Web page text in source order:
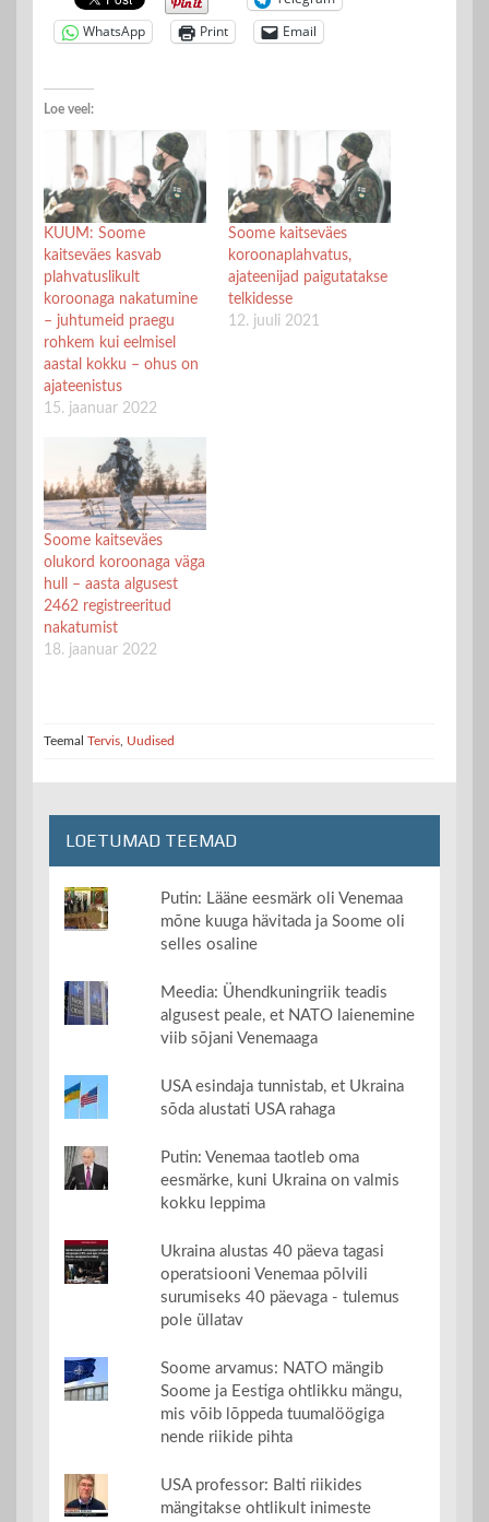
WhatsApp
Print Email
Loe veel:
KUUM: Soome
kaitseväes kasvab
plahvatuslikult
koroonaga nakatumine
– juhtumeid praegu
rohkem kui eelmisel
aastal kokku – ohus on
ajateenistus
15. jaanuar 2022
Soome kaitseväes
koroonaplahvatus,
ajateenijad paigutatakse
telkidesse
12. juuli 2021
Soome kaitseväes
olukord koroonaga väga
hull – aasta algusest
2462 registreeritud
nakatumist
18. jaanuar 2022
Teemal Tervis Uudised
LOETUMAD TEEMAD
Putin: Lääne eesmärk oli Venemaa
mõne kuuga hävitada ja Soome oli
selles osaline
Meedia: Ühendkuningriik teadis
algusest peale, et NATO laienemine
viib sõjani Venemaaga
USA esindaja tunnistab, et Ukraina
sõda alustati USA rahaga
Putin: Venemaa taotleb oma
eesmärke, kuni Ukraina on valmis
kokku leppima
Ukraina alustas 40 päeva tagasi
operatsiooni Venemaa põlvili
surumiseks 40 päevaga - tulemus
pole üllatav
Soome arvamus: NATO mängib
Soome ja Eestiga ohtlikku mängu,
mis võib lõppeda tuumalöögiga
nende riikide pihta
USA professor: Balti riikides
mängitakse ohtlikult inimeste